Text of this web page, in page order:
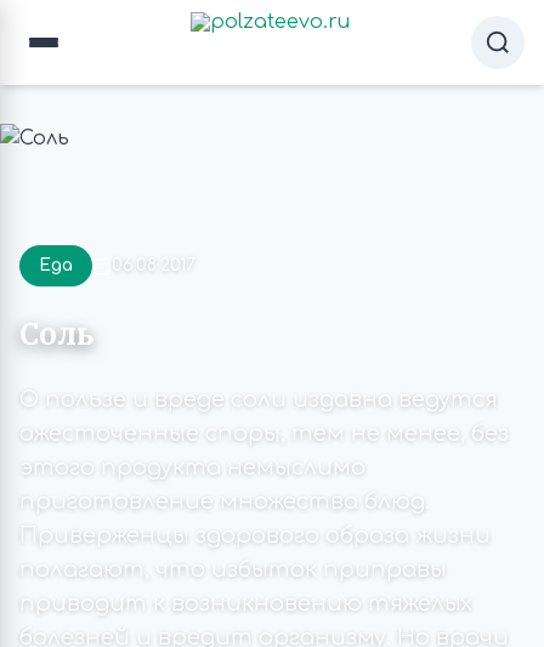
Еда 06.08.2017
Соль
О пользе и вреде соли издавна ведутся
ожесточенные споры, тем не менее, без
этого продукта немыслимо
приготовление множества блюд.
Приверженцы здорового образа жизни
полагают, что избыток приправы
приводит к возникновению тяжелых
болезней и вредит организму. Но врачи